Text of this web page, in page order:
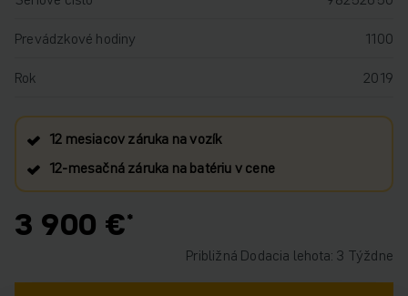
Prevádzkové hodiny
1100
Rok
2019
12 mesiacov záruka na vozík
12‑mesačná záruka na batériu v cene
3 900 €
Približná Dodacia lehota: 3 Týždne